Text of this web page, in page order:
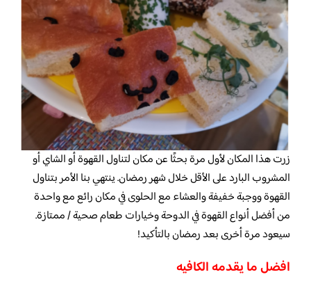
زرت هذا المكان لأول مرة بحثًا عن مكان لتناول القهوة أو الشاي أو
المشروب البارد على الأقل خلال شهر رمضان. ينتهي بنا الأمر بتناول
القهوة ووجبة خفيفة والعشاء مع الحلوى في مكان رائع مع واحدة
من أفضل أنواع القهوة في الدوحة وخيارات طعام صحية / ممتازة.
سيعود مرة أخرى بعد رمضان بالتأكيد!
افضل ما يقدمه الكافيه